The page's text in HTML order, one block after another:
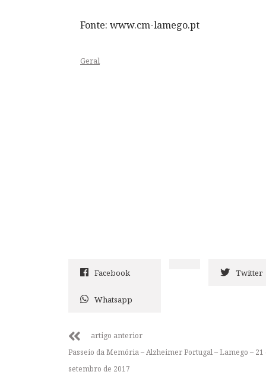
Fonte: www.cm-lamego.pt
Geral
Facebook Twitter
Whatsapp
artigo anterior
Passeio da Memória – Alzheimer Portugal – Lamego – 21
setembro de 2017